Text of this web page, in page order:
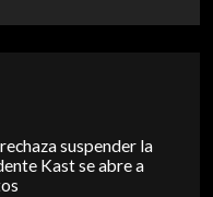
suspender la
Kast se abre a